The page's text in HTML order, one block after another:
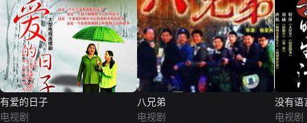
有爱的日子
电视剧
八兄弟
电视剧
没有语
电视剧